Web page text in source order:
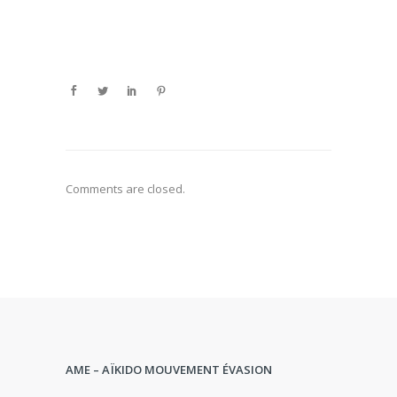
Comments are closed.
AME – AÏKIDO MOUVEMENT ÉVASION